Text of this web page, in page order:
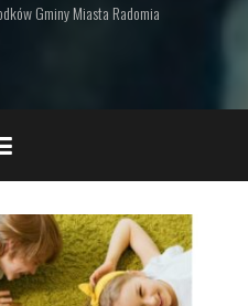
Gminy Miasta Radomia